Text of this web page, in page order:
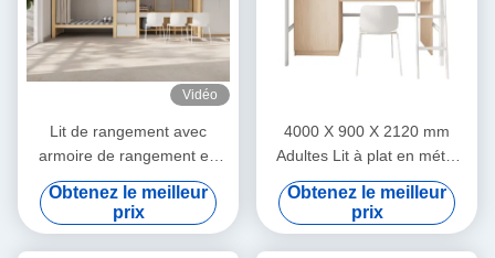
Vidéo
Lit de rangement avec
armoire de rangement en
bois 4600 x 900 x 2400 mm
Obtenez le meilleur
prix
4000 X 900 X 2120 mm
Adultes Lit à plat en métal
avec support de bureau
personnalisé
Obtenez le meilleur
prix